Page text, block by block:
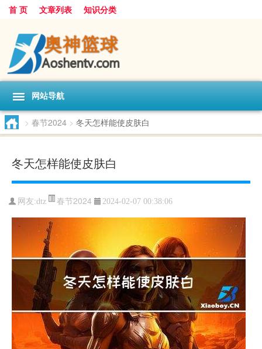
首 页 文章列表 知识分类
网站导航
> 春节2024 > 冬天怎样能使皮肤白
冬天怎样能使皮肤白
网友:dtz 春节2024 2024-02-07 00:38:06